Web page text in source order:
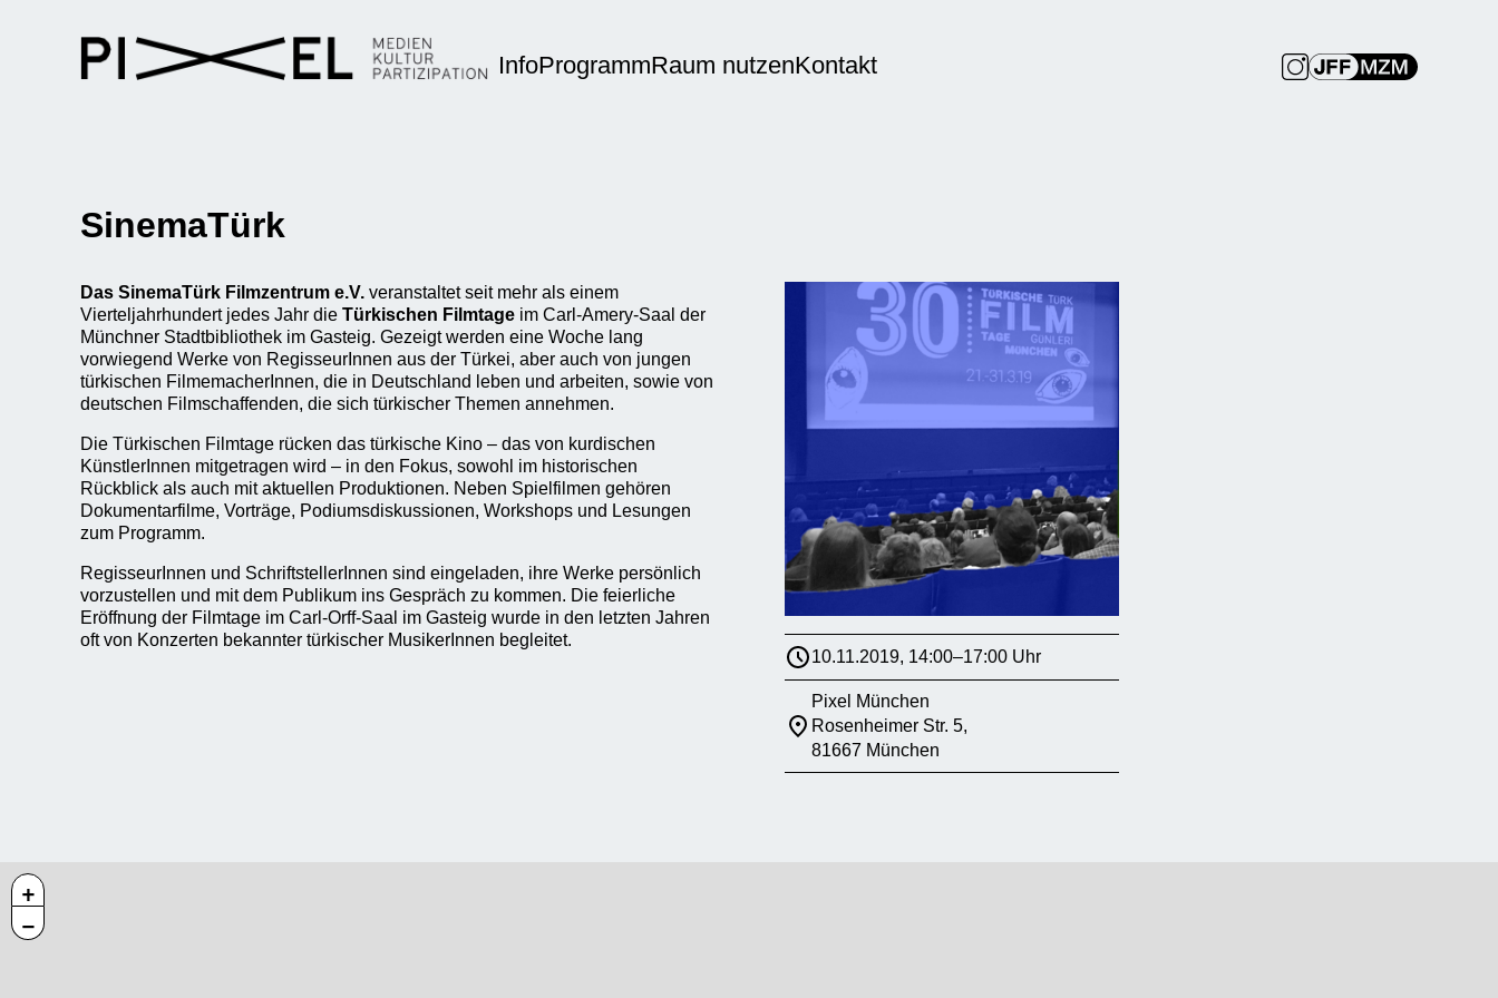
InfoProgrammRaum nutzenKontakt
SinemaTürk
Das SinemaTürk Filmzentrum e.V. veranstaltet seit mehr als einem
Vierteljahrhundert jedes Jahr die Türkischen Filmtage im Carl-Amery-Saal der
Münchner Stadtbibliothek im Gasteig. Gezeigt werden eine Woche lang
vorwiegend Werke von RegisseurInnen aus der Türkei, aber auch von jungen
türkischen FilmemacherInnen, die in Deutschland leben und arbeiten, sowie von
deutschen Filmschaffenden, die sich türkischer Themen annehmen.
Die Türkischen Filmtage rücken das türkische Kino – das von kurdischen
KünstlerInnen mitgetragen wird – in den Fokus, sowohl im historischen
Rückblick als auch mit aktuellen Produktionen. Neben Spielfilmen gehören
Dokumentarfilme, Vorträge, Podiumsdiskussionen, Workshops und Lesungen
zum Programm.
RegisseurInnen und SchriftstellerInnen sind eingeladen, ihre Werke persönlich
vorzustellen und mit dem Publikum ins Gespräch zu kommen. Die feierliche
Eröffnung der Filmtage im Carl-Orff-Saal im Gasteig wurde in den letzten Jahren
oft von Konzerten bekannter türkischer MusikerInnen begleitet.
10.11.2019, 14:00–17:00 Uhr
Pixel München
Rosenheimer Str. 5,
81667 München
+
−